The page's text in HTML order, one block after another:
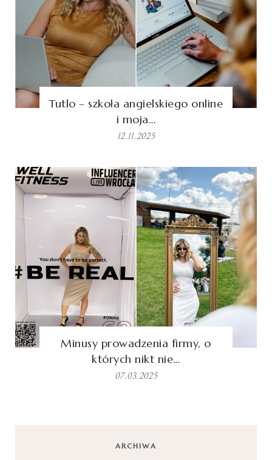
Tutlo – szkoła angielskiego online
i moja…
12.11.2025
Minusy prowadzenia firmy, o
których nikt nie…
07.03.2025
ARCHIWA